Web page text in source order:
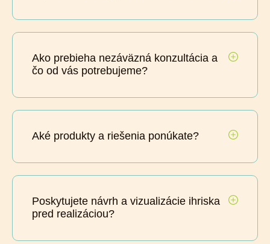
Ako prebieha nezáväzná konzultácia a
čo od vás potrebujeme?
Aké produkty a riešenia ponúkate?
Poskytujete návrh a vizualizácie ihriska
pred realizáciou?